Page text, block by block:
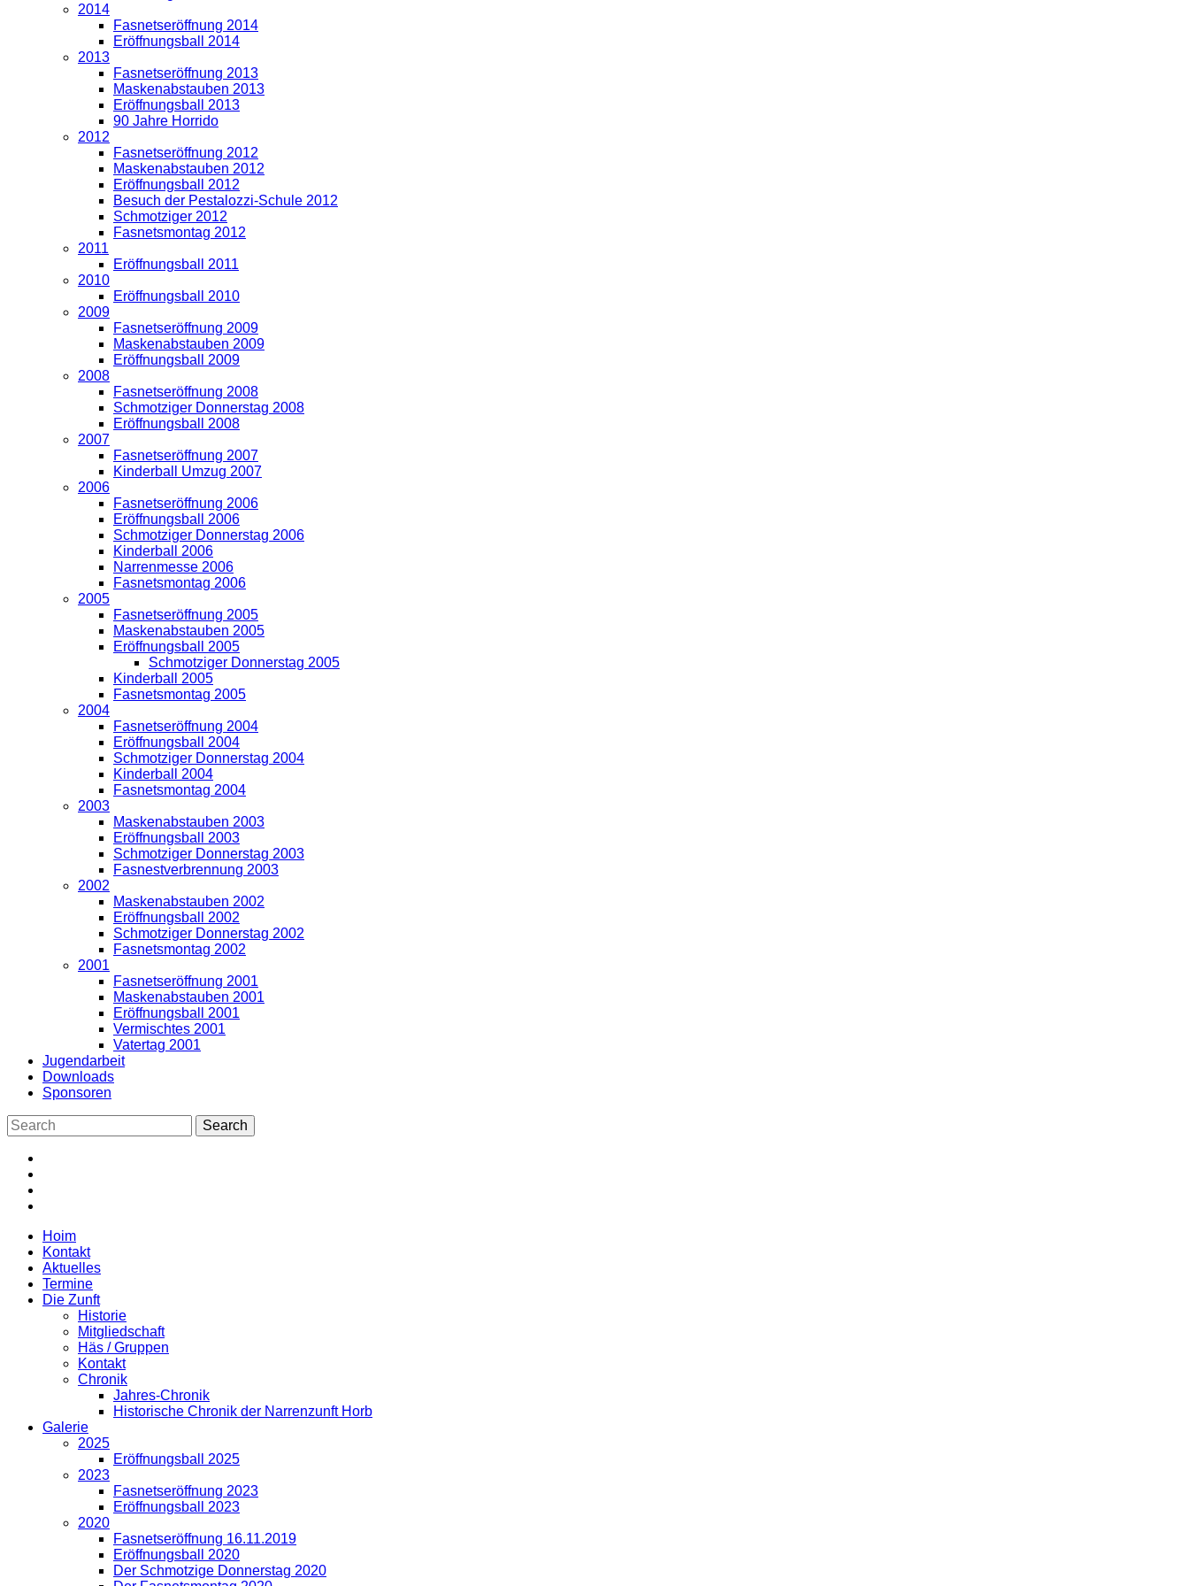
2014
Fasnetseröffnung 2014
Eröffnungsball 2014
2013
Fasnetseröffnung 2013
Maskenabstauben 2013
Eröffnungsball 2013
90 Jahre Horrido
2012
Fasnetseröffnung 2012
Maskenabstauben 2012
Eröffnungsball 2012
Besuch der Pestalozzi-Schule 2012
Schmotziger 2012
Fasnetsmontag 2012
2011
Eröffnungsball 2011
2010
Eröffnungsball 2010
2009
Fasnetseröffnung 2009
Maskenabstauben 2009
Eröffnungsball 2009
2008
Fasnetseröffnung 2008
Schmotziger Donnerstag 2008
Eröffnungsball 2008
2007
Fasnetseröffnung 2007
Kinderball Umzug 2007
2006
Fasnetseröffnung 2006
Eröffnungsball 2006
Schmotziger Donnerstag 2006
Kinderball 2006
Narrenmesse 2006
Fasnetsmontag 2006
2005
Fasnetseröffnung 2005
Maskenabstauben 2005
Eröffnungsball 2005
Schmotziger Donnerstag 2005
Kinderball 2005
Fasnetsmontag 2005
2004
Fasnetseröffnung 2004
Eröffnungsball 2004
Schmotziger Donnerstag 2004
Kinderball 2004
Fasnetsmontag 2004
2003
Maskenabstauben 2003
Eröffnungsball 2003
Schmotziger Donnerstag 2003
Fasnestverbrennung 2003
2002
Maskenabstauben 2002
Eröffnungsball 2002
Schmotziger Donnerstag 2002
Fasnetsmontag 2002
2001
Fasnetseröffnung 2001
Maskenabstauben 2001
Eröffnungsball 2001
Vermischtes 2001
Vatertag 2001
Jugendarbeit
Downloads
Sponsoren
Hoim
Kontakt
Aktuelles
Termine
Die Zunft
Historie
Mitgliedschaft
Häs / Gruppen
Kontakt
Chronik
Jahres-Chronik
Historische Chronik der Narrenzunft Horb
Galerie
2025
Eröffnungsball 2025
2023
Fasnetseröffnung 2023
Eröffnungsball 2023
2020
Fasnetseröffnung 16.11.2019
Eröffnungsball 2020
Der Schmotzige Donnerstag 2020